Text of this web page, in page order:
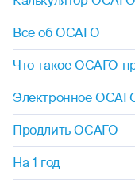
Все об ОСАГО
Что такое ОСАГО
Электронное
Продлить ОСАГО
На 1 год